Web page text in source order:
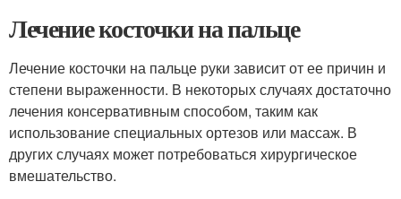
Лечение косточки на пальце
Лечение косточки на пальце руки зависит от ее причин и
степени выраженности. В некоторых случаях достаточно
лечения консервативным способом, таким как
использование специальных ортезов или массаж. В
других случаях может потребоваться хирургическое
вмешательство.